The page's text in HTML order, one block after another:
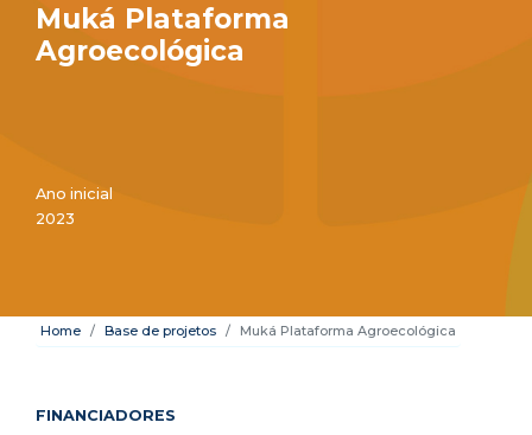
Muká Plataforma
Agroecológica
Ano inicial
2023
Home Base de projetos Muká Plataforma Agroecológica
FINANCIADORES